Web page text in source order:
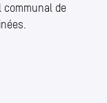
communal de